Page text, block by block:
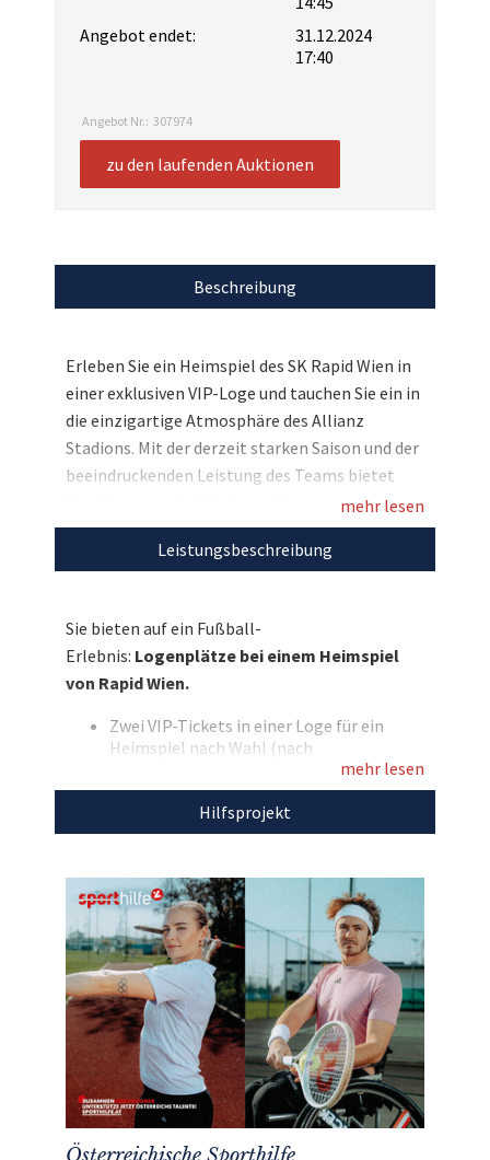
Angebot endet:
31.12.2024
17:40
Angebot Nr.: 307974
zu den laufenden Auktionen
Beschreibung
Erleben Sie ein Heimspiel des SK Rapid Wien in
einer exklusiven VIP-Loge und tauchen Sie ein in
die einzigartige Atmosphäre des Allianz
Stadions. Mit der derzeit starken Saison und der
beeindruckenden Leistung des Teams bietet
unvergleichliche Stimmung im Stadion – das ist
Fußball der Extraklasse! Dieses Paket zur
zu erleben und dabei luxuriöse
Annehmlichkeiten in einer Premium-Loge zu
genießen. Jetzt mitbieten und die
Österreichische Sporthilfe unterstützen!
weitereeinzigartige Auktionenfür den guten
mehr lesen
Leistungsbeschreibung
Sie bieten auf ein Fußball-
Erlebnis: Logenplätze bei einem Heimspiel
von Rapid Wien.
Zwei VIP-Tickets in einer Loge für ein
Heimspiel nach Wahl (nach
Zugang zur VIP-Lounge mit exklusivem
Catering und Getränken
Unvergessliche Stadion-Atmosphäre und
Persönliche Betreuung in der Loge
Eigene Anreise, ohne Übernachtung
Mit dem Erlös dieser Auktion unterstützen wir
dieÖsterreichische Sporthilfe.
mehr lesen
Hilfsprojekt
Österreichische Sporthilfe